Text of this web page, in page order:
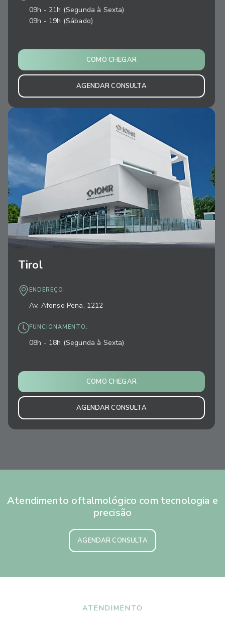
09h - 21h (Segunda à Sexta)
09h - 19h (Sábado)
COMO CHEGAR
AGENDAR CONSULTA
Tirol
ENDEREÇO:
Av. Afonso Pena, 1212
FUNCIONAMENTO:
08h - 18h (Segunda à Sexta)
COMO CHEGAR
AGENDAR CONSULTA
Atendimento oftalmológico com tecnologia e
precisão
AGENDAR CONSULTA
ATENDIMENTO